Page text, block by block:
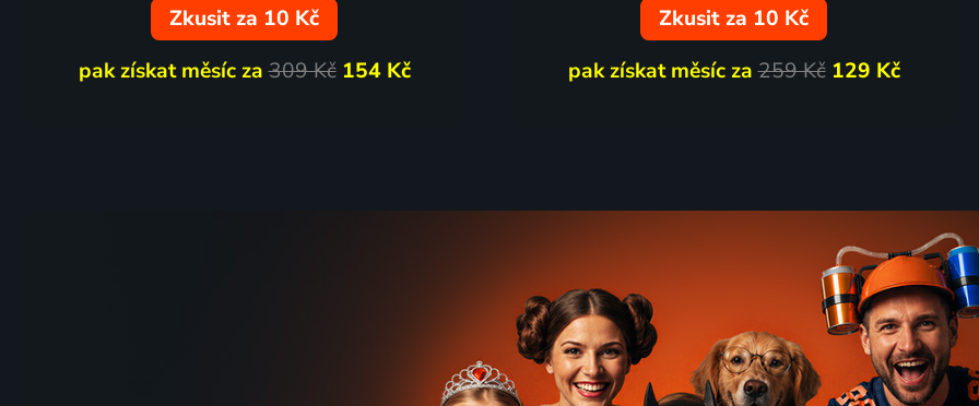
Zkusit za 10 Kč
pak získat měsíc za309 Kč 154 Kč
Zkusit za 10 Kč
pak získat měsíc za259 Kč 129 Kč